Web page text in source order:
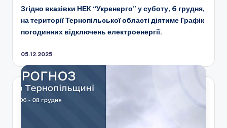
Згідно вказівки НЕК “Укренерго” у суботу, 6 грудня,
на території Тернопільської області діятиме Графік
погодинних відключень електроенергії.
05.12.2025